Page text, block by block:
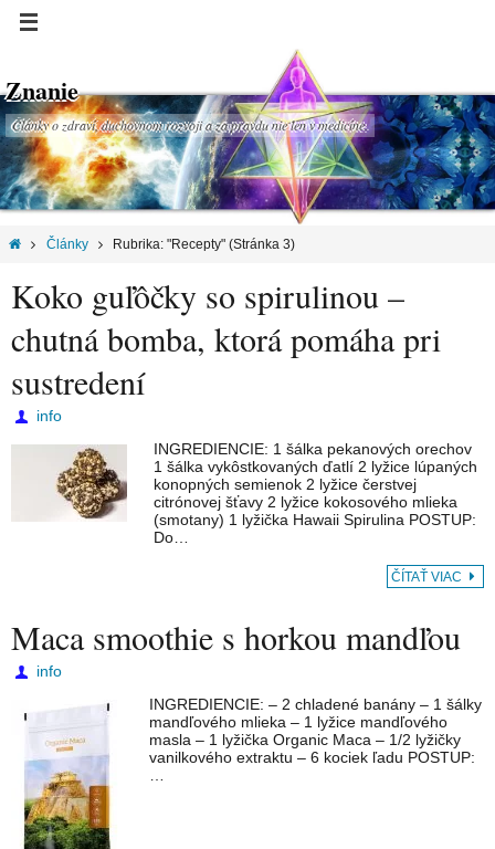
Znanie
Články o zdraví, duchovnom rozvoji a za pravdu nie len v medicíne.
Články Rubrika: "Recepty" (Stránka 3)
Koko guľôčky so spirulinou –
chutná bomba, ktorá pomáha pri
sustredení
info
INGREDIENCIE: 1 šálka pekanových orechov
1 šálka vykôstkovaných ďatlí 2 lyžice lúpaných
konopných semienok 2 lyžice čerstvej
citrónovej šťavy 2 lyžice kokosového mlieka
(smotany) 1 lyžička Hawaii Spirulina POSTUP:
Do…
ČÍTAŤ VIAC
Maca smoothie s horkou mandľou
info
INGREDIENCIE: – 2 chladené banány – 1 šálky
mandľového mlieka – 1 lyžice mandľového
masla – 1 lyžička Organic Maca – 1/2 lyžičky
vanilkového extraktu – 6 kociek ľadu POSTUP: